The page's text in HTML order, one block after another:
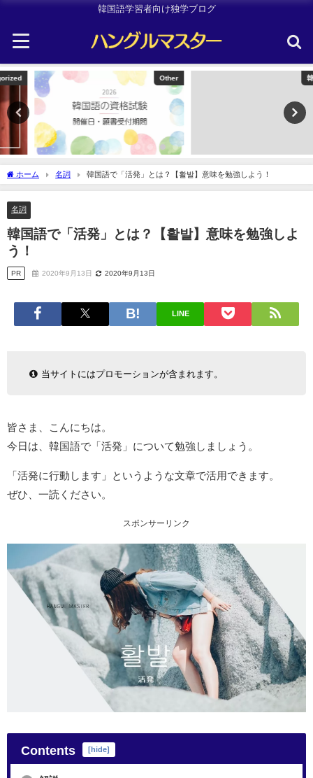
韓国語学習者向け独学ブログ
Other
ホーム 名詞 韓国語で「活発」とは？【활발】意味を勉強しよう！
名詞
韓国語で「活発」とは？【활발】意味を勉強しよ
う！
PR 2020年9月13日 2020年9月13日
LINE
当サイトにはプロモーションが含まれます。
皆さま、こんにちは。
今日は、韓国語で「活発」について勉強しましょう。
「活発に行動します」というような文章で活用できます。
ぜひ、一読ください。
スポンサーリンク
Contents [hide]